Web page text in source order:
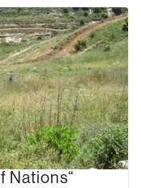
Nations“